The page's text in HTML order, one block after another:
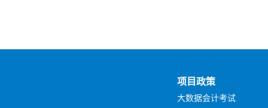
项目政策
大数据会计考试